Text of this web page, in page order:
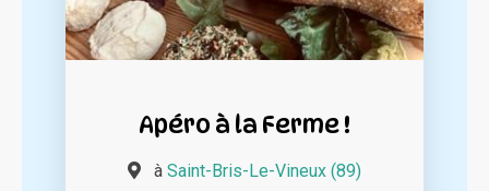
Apéro à la Ferme !
à Saint-Bris-Le-Vineux (89)